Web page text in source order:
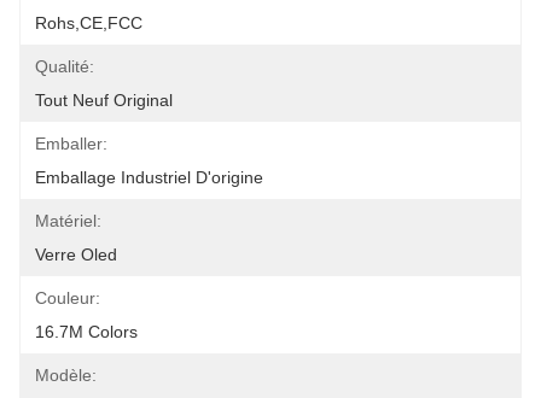
Rohs,CE,FCC
Qualité:
Tout Neuf Original
Emballer:
Emballage Industriel D'origine
Matériel:
Verre Oled
Couleur:
16.7M Colors
Modèle: